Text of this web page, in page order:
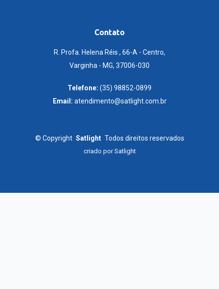
Contato
R. Profa. Helena Réis , 66-A - Centro,
Varginha - MG, 37006-030
Telefone: (35) 98852-0899
Email: atendimento@satlight.com.br
© Copyright Satlight Todos direitos reservados
criado porSatlight